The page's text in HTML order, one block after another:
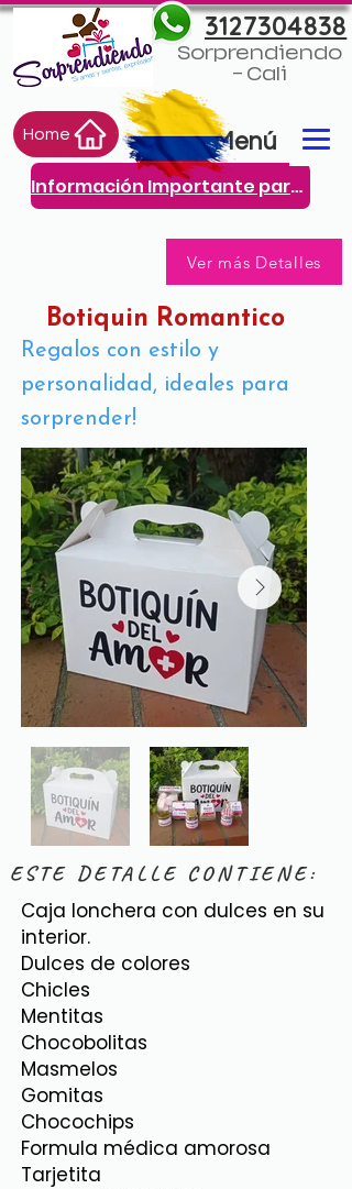
Home
3127304838
Menú
Información Importante para ti
Sorprendiendo
- Cali
Ver más Detalles
Botiquin Romantico
Regalos con estilo y
personalidad, ideales para
sorprender!
ESTE DETALLE CONTIENE:
Caja lonchera con dulces en su
interior.
Dulces de colores
Chicles
Mentitas
Chocobolitas
Masmelos
Gomitas
Chocochips
Formula médica amorosa
Tarjetita